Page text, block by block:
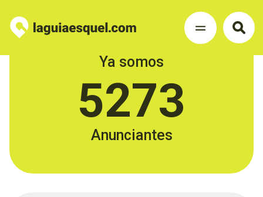
Ya somos
5273
Anunciantes